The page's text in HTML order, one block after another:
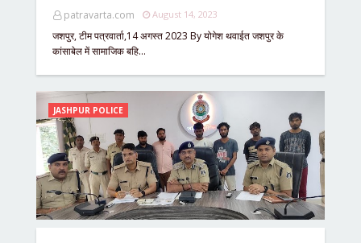
patravarta.com August 14, 2023
जशपुर, टीम पत्रवार्ता,14 अगस्त 2023 By योगेश थवाईत जशपुर के
कांसाबेल में सामाजिक बहि…
JASHPUR POLICE